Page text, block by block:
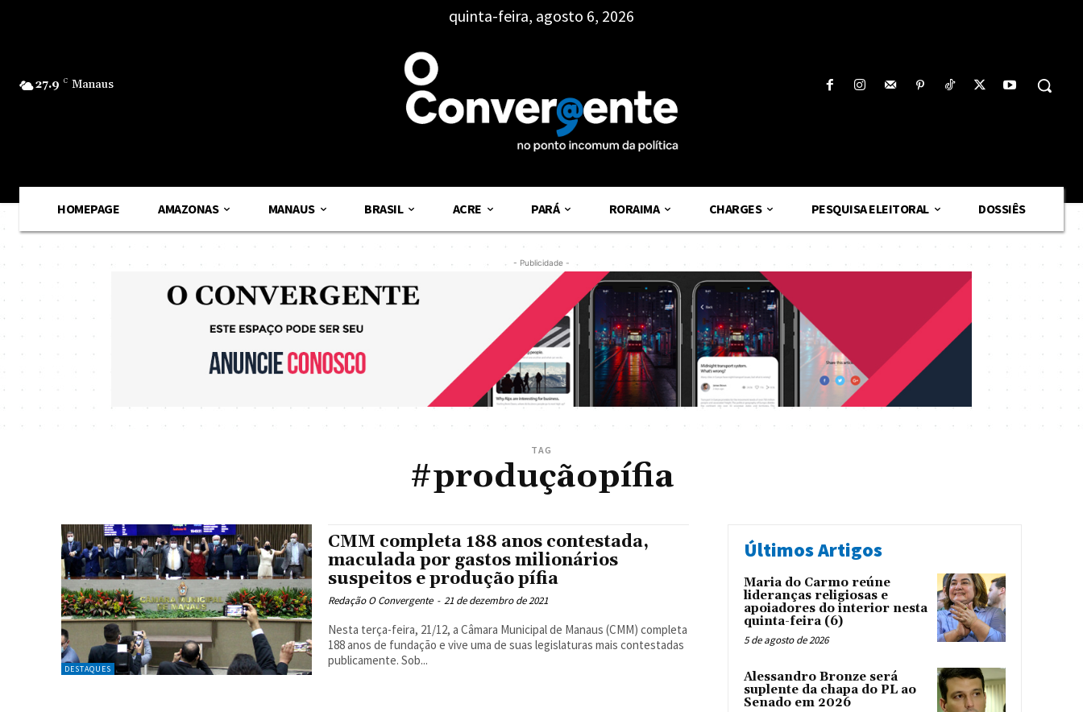
27.9 C Manaus
quinta-feira, agosto 6, 2026
HOMEPAGE AMAZONAS MANAUS BRASIL ACRE PARÁ RORAIMA CHARGES PESQUISA ELEITORAL DOSSIÊS
- Publicidade -
TAG
#produçãopífia
DESTAQUES
CMM completa 188 anos contestada,
maculada por gastos milionários
suspeitos e produção pífia
Redação O Convergente - 21 de dezembro de 2021
Nesta terça-feira, 21/12, a Câmara Municipal de Manaus (CMM) completa
188 anos de fundação e vive uma de suas legislaturas mais contestadas
publicamente. Sob...
Últimos Artigos
Maria do Carmo reúne
lideranças religiosas e
apoiadores do interior nesta
quinta-feira (6)
5 de agosto de 2026
Alessandro Bronze será
suplente da chapa do PL ao
Senado em 2026